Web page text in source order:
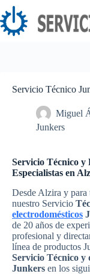
Saltar
al
contenido
Servicio Técnico
Miguel
Junkers
Servicio Técnico y
Especialistas en
Desde Alzira y
nuestro Servicio
electrodomésticos
de 20 años de
profesional y
línea de productos
Servicio Técnico y
Junkers en los